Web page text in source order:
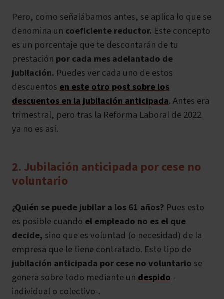
Pero, como señalábamos antes, se aplica lo que se
denomina un coeficiente reductor. Este concepto
es un porcentaje que te descontarán de tu
prestación por cada mes adelantado de
jubilación. Puedes ver cada uno de estos
descuentos en este otro post sobre los
descuentos en la jubilación anticipada. Antes era
trimestral, pero tras la Reforma Laboral de 2022
ya no es así.
2. Jubilación anticipada por cese no
voluntario
¿Quién se puede jubilar a los 61 años? Pues esto
es posible cuando el empleado no es el que
decide, sino que es voluntad (o necesidad) de la
empresa que le tiene contratado. Este tipo de
jubilación anticipada por cese no voluntario se
genera sobre todo mediante un despido -
individual o colectivo-.